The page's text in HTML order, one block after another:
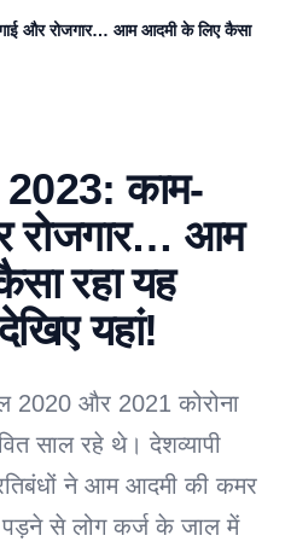
और रोजगार… आम आदमी के लिए कैसा
काम-
रोजगार… आम
रहा यह
यहां!
2020 और 2021 कोरोना
साल रहे थे। देशव्यापी
ने आम आदमी की कमर
से लोग कर्ज के जाल में